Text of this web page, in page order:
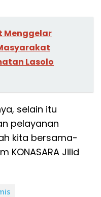
Menggelar
Lasolo
selain itu
pelayanan
kita bersama-
KONASARA Jilid